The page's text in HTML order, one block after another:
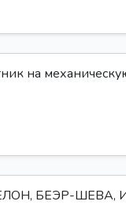
на
БЕЭР-ШЕВА,